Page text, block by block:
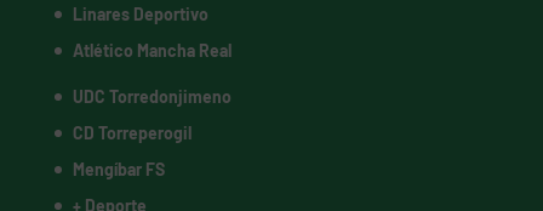
Linares Deportivo
Atlético Mancha Real
UDC Torredonjimeno
CD Torreperogil
Mengíbar FS
+ Deporte